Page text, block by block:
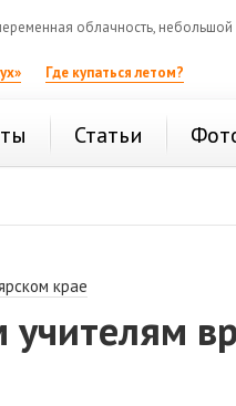
облачность,
Где купаться летом?
Статьи
крае
учителям